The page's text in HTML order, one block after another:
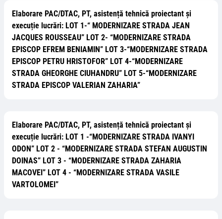
Elaborare PAC/DTAC, PT, asistență tehnică proiectant și
execuție lucrări: LOT 1-“ MODERNIZARE STRADA JEAN
JACQUES ROUSSEAU” LOT 2- “MODERNIZARE STRADA
EPISCOP EFREM BENIAMIN” LOT 3-“MODERNIZARE STRADA
EPISCOP PETRU HRISTOFOR” LOT 4-“MODERNIZARE
STRADA GHEORGHE CIUHANDRU” LOT 5-“MODERNIZARE
STRADA EPISCOP VALERIAN ZAHARIA”
Elaborare PAC/DTAC, PT, asistență tehnică proiectant și
execuție lucrări: LOT 1 -“MODERNIZARE STRADA IVANYI
ODON” LOT 2 - “MODERNIZARE STRADA STEFAN AUGUSTIN
DOINAS” LOT 3 - “MODERNIZARE STRADA ZAHARIA
MACOVEI” LOT 4 - “MODERNIZARE STRADA VASILE
VARTOLOMEI”